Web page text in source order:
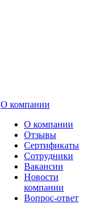
О компании
О компании
Отзывы
Сертификаты
Сотрудники
Вакансии
Новости
компании
Вопрос-ответ